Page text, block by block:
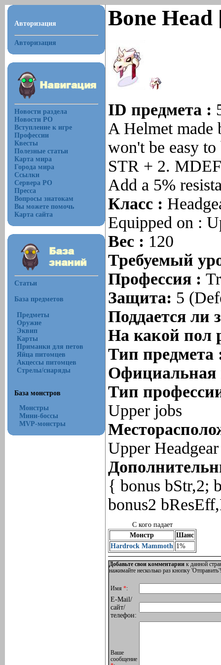
Авторизация
Авторизация
Новости раздела
Новости РО
Вступление к игре
Профессии
Квесты
Полезные статьи
Карта мира
Города мира
Ссылки
Сервера РО
Пресса
Вопросы знатокам
Вы можете помочь
Карта сайта
Статьи
База предметов
Предметы
Оружие
Эквип
Карты
Приманки для петов
Яйца питомцев
Акцессы питомцев
Стрелы/снаряды
База монстров
Монстры
Мини-боссы
MVP-монстры
Bone Head
ID предмета :
A Helmet made
won't be easy to
STR + 2.
Add a 5%
Класс :
Equipped on :
Вес : 120
Требуемый
Профессия :
Защита: 5
Поддается ли
На какой пол
Тип
Тип
Upper jobs
Upper Headgear
{ bonus bStr,2;
bonus2
С кого падает
Монстр
Шанс
Hardrock Mammoth 1%
Добавьте свои комментарии к данной
нажимайте несколько раз кнопку
Имя*:
E-Mail/
сайт/
телефон:
Ваше
сообщение